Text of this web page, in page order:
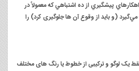
پيشگيري از ده اشتباهي كه معمولاً در
(و باید از وقوع آن ها جلوگیری کرد) را
یک لوگو و ترکیبی از خطوط یا رنگ های مختلف